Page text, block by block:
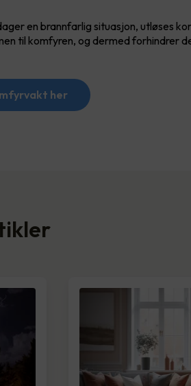
en brannfarlig situasjon, utløses
til komfyren, og dermed forhindrer
her